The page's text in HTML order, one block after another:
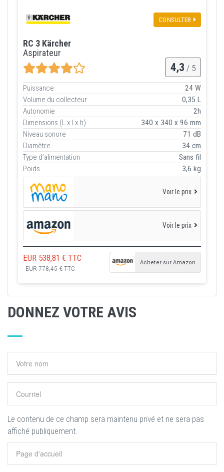
CONSULTER
RC 3 Kärcher
Aspirateur
4,3 / 5
Puissance
24 W
Volume du collecteur
0,35 L
Autonomie
2h
Dimensions (L x l x h)
340 x 340 x 96 mm
Niveau sonore
71 dB
Diamètre
34 cm
Type d’alimentation
Sans fil
Poids
3,6 kg
Voir le prix
Voir le prix
EUR 538,81 € TTC
EUR 778,45 € TTC
Acheter sur Amazon
DONNEZ VOTRE AVIS
Le contenu de ce champ sera maintenu privé et ne sera pas
affiché publiquement.